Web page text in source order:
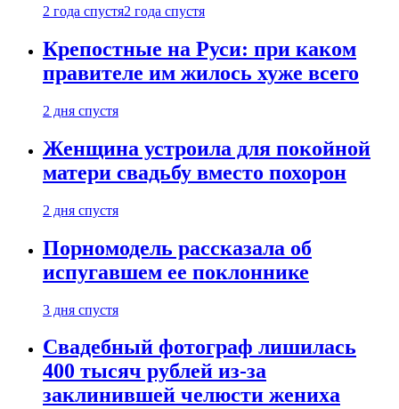
2 года спустя2 года спустя
Крепостные на Руси: при каком
правителе им жилось хуже всего
2 дня спустя
Женщина устроила для покойной
матери свадьбу вместо похорон
2 дня спустя
Порномодель рассказала об
испугавшем ее поклоннике
3 дня спустя
Свадебный фотограф лишилась
400 тысяч рублей из-за
заклинившей челюсти жениха